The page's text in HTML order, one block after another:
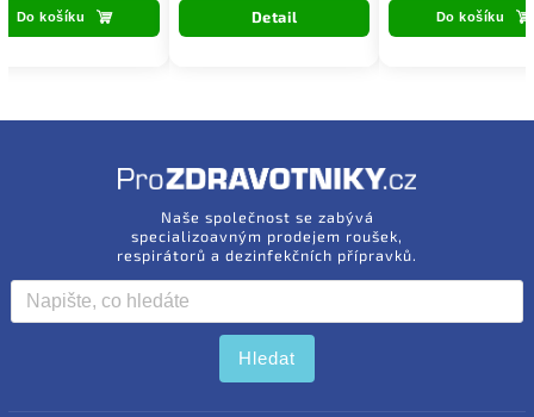
Do košíku Detail Do košíku
Naše společnost se zabývá
specializoavným prodejem roušek,
respirátorů a dezinfekčních přípravků.
Hledat